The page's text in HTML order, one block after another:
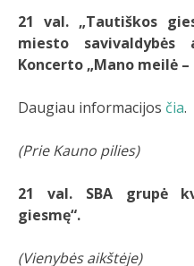
21 val. „Tautiškos
miesto savivaldybės
Koncerto „Mano meilė
Daugiau informacijos čia.
(Prie Kauno pilies)
21 val. SBA grupė
giesmę“.
(Vienybės aikštėje)